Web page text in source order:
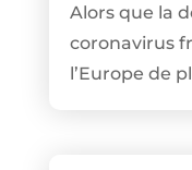
Alors que la
coronavirus
l’Europe de